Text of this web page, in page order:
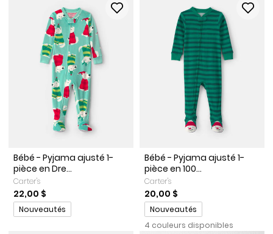
Bébé - Pyjama ajusté 1-
pièce en Dre...
Carter's
22,00 $
Promotions
Nouveautés
Bébé - Pyjama ajusté 1-
pièce en 100...
Carter's
20,00 $
Promotions
Nouveautés
4 couleurs disponibles